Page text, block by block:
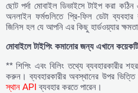
ছোট পর্দা মোবাইল ডিভাইসে টাইপ করা
অনলাইন ফর্মগুলিতে প্রি-ফিল ডেটা
জিনিস হল যে আপনি এর কিছু হার্ডওয়্যার
মোবাইলেটাইপিং কমানোরজন্য এখানে
** শিপিং এবং বিলিং তথ্যে ব্যবহারকারীর
করুন। ব্যবহারকারীর অবস্থানের উপর
স্থান API ব্যবহার করতে পারেন।